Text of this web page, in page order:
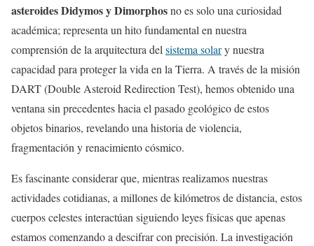
asteroides Didymos y Dimorphosno es solo una curiosidad
académica; representa un hito fundamental en nuestra
comprensión de la arquitectura del sistema solary nuestra
capacidad para proteger la vida en la Tierra. A través de la misión
DART (Double Asteroid Redirection Test), hemos obtenido una
ventana sin precedentes hacia el pasado geológico de estos
objetos binarios, revelando una historia de violencia,
fragmentación y renacimiento cósmico.
Es fascinante considerar que, mientras realizamos nuestras
actividades cotidianas, a millones de kilómetros de distancia, estos
cuerpos celestes interactúan siguiendo leyes físicas que apenas
estamos comenzando a descifrar con precisión. La investigación